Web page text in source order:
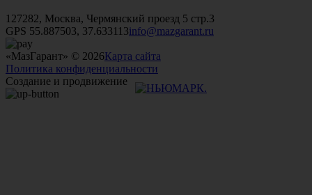
127282, Москва, Чермянский проезд 5 стр.3
GPS 55.887503, 37.633113info@mazgarant.ru
«МазГарант» © 2026Карта сайта
Политика конфиденциальности
Создание и продвижение